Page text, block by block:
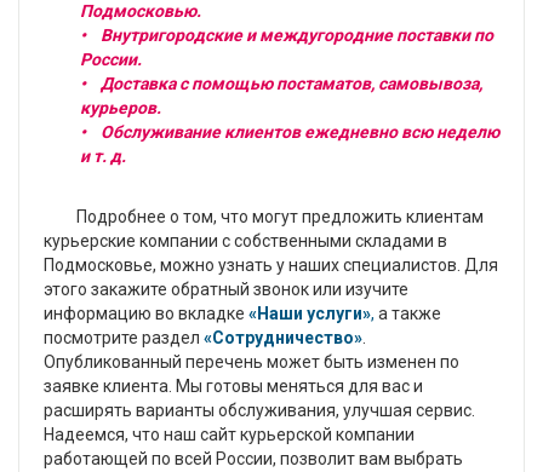
Подмосковью.
• Внутригородские и междугородние поставки по
России.
• Доставка с помощью постаматов, самовывоза,
курьеров.
• Обслуживание клиентов ежедневно всю неделю
и т. д.
Подробнее о том, что могут предложить клиентам
курьерские компании с собственными складами в
Подмосковье, можно узнать у наших специалистов. Для
этого закажите обратный звонок или изучите
информацию во вкладке «Наши услуги», а также
посмотрите раздел «Сотрудничество»
Опубликованный перечень может быть изменен по
заявке клиента. Мы готовы меняться для вас и
расширять варианты обслуживания, улучшая сервис.
Надеемся, что наш сайт курьерской компании
работающей по всей России, позволит вам выбрать